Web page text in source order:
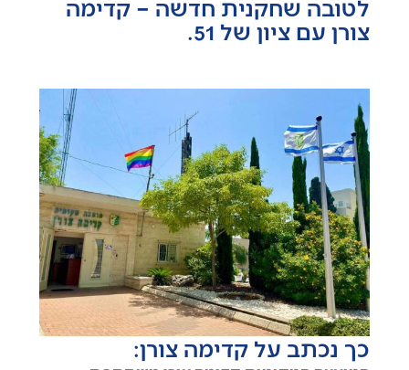
לטובה שחקנית חדשה – קדימה
צורן עם ציון של 51.
כך נכתב על קדימה צורן: